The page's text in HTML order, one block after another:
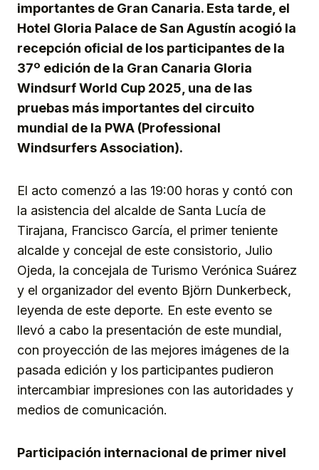
importantes de Gran Canaria. Esta tarde, el
Hotel Gloria Palace de San Agustín acogió la
recepción oficial de los participantes de la
37º edición de la Gran Canaria Gloria
Windsurf World Cup 2025, una de las
pruebas más importantes del circuito
mundial de la PWA (Professional
Windsurfers Association).
El acto comenzó a las 19:00 horas y contó con
la asistencia del alcalde de Santa Lucía de
Tirajana, Francisco García, el primer teniente
alcalde y concejal de este consistorio, Julio
Ojeda, la concejala de Turismo Verónica Suárez
y el organizador del evento Björn Dunkerbeck,
leyenda de este deporte. En este evento se
llevó a cabo la presentación de este mundial,
con proyección de las mejores imágenes de la
pasada edición y los participantes pudieron
intercambiar impresiones con las autoridades y
medios de comunicación.
Participación internacional de primer nivel